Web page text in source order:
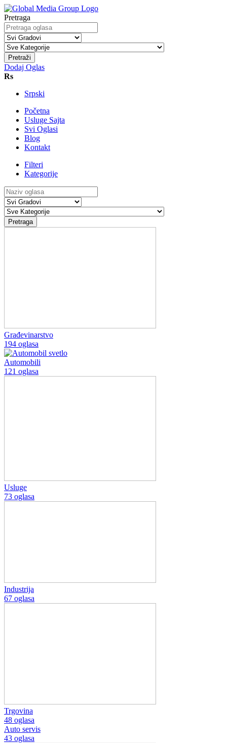
Pretraga
Pretraži
Dodaj Oglas
Rs
Srpski
Početna
Usluge Sajta
Svi Oglasi
Blog
Kontakt
Filteri
Kategorije
Pretraga
Građevinarstvo
194 oglasa
Automobili
121 oglasa
Usluge
73 oglasa
Industrija
67 oglasa
Trgovina
48 oglasa
Auto servis
43 oglasa